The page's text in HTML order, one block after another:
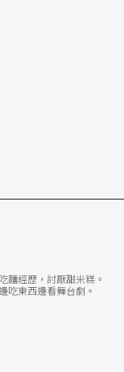
技填充物。與此
廣闊的詮釋空
，它並不真的那
而僅是以中性、
應，非典型的行
為了一種「前衛」
往不是過度用力
麵經歷，討厭甜米糕。
吃東西邊看舞台劇。